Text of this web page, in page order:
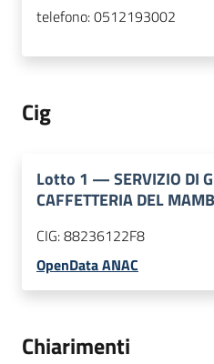
telefono:0512193002
Cig
Lotto 1 —SERVIZIO DI
CAFFETTERIA DEL
CIG:88236122F8
OpenData ANAC
Chiarimenti